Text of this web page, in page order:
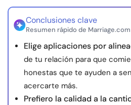
Conclusiones clave
Resumen rápido de
Elige aplicaciones por
de tu relación para que
honestas que te ayuden a
acercarte más.
Prefiero la calidad a la